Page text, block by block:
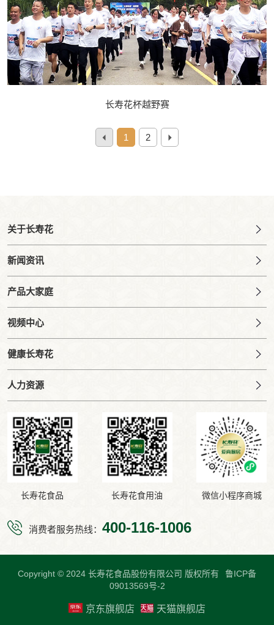
长寿花杯越野赛
1 2
关于长寿花
新闻资讯
产品大家庭
视频中心
健康长寿花
人力资源
长寿花食品 长寿花食用油 微信小程序商城
消费者服务热线： 400-116-1006
Copyright © 2024 长寿花食品股份有限公司 版权所有
鲁ICP备
09013569号-2
京东旗舰店 天猫旗舰店